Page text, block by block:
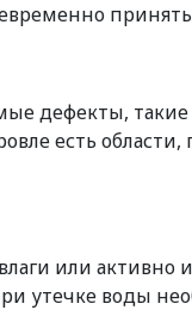
дефекты,
есть
или
утечке воды